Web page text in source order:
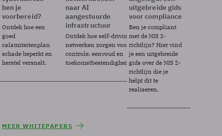
ben je
voorbereid?
Ontdek hoe een
goed
calamiteitenplan
schade beperkt en
herstel versnelt.
naar AI
aangestuurde
infrastructuur
Ontdek hoe self-driving
netwerken zorgen voor
controle, eenvoud en
toekomstbestendigheid.
uitgebreide gids
voor compliance
Ben je compliant
met de NIS 2-
richtlijn? Hier vind
je een uitgebreide
gids over de NIS 2-
richtlijn die je
helpt dit te
realiseren.
MEER WHITEPAPERS